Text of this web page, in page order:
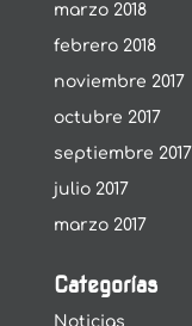
marzo 2018
febrero 2018
noviembre 2017
octubre 2017
septiembre 2017
julio 2017
marzo 2017
Categorías
Noticias